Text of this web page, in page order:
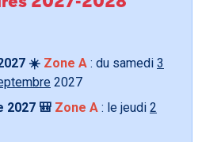
☀️ Zone A : du samedi 3
2027
2027 🎒 Zone A : le jeudi 2